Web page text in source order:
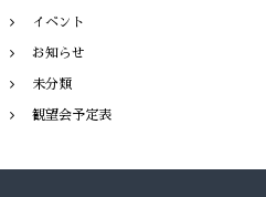
イベント
お知らせ
未分類
観望会予定表